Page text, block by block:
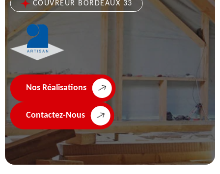
COUVREUR BORDEAUX 33
Nos Réalisations
Contactez-Nous